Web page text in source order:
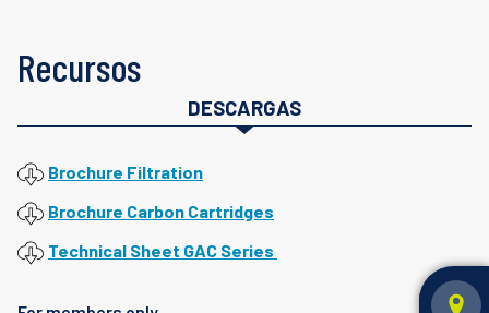
Recursos
DESCARGAS
Brochure Filtration
Brochure Carbon Cartridges
Technical Sheet GAC Series